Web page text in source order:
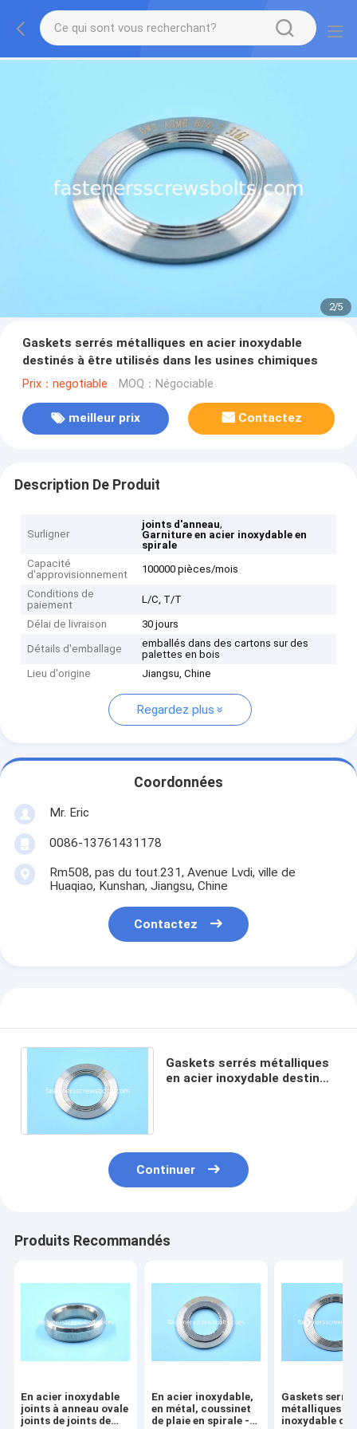
2/5
Gaskets serrés métalliques en acier inoxydable
destinés à être utilisés dans les usines chimiques
Prix：negotiable MOQ：Négociable
meilleur prix Contactez
Description De Produit
Surligner
joints d'anneau,
Garniture en acier inoxydable en
spirale
Capacité
d'approvisionnement
100000 pièces/mois
Conditions de
paiement
L/C, T/T
Délai de livraison 30 jours
Détails d'emballage
emballés dans des cartons sur des
palettes en bois
Lieu d'origine
Jiangsu, Chine
Regardez plus
Coordonnées
Mr. Eric
0086-13761431178
Rm508, pas du tout.231, Avenue Lvdi, ville de
Huaqiao, Kunshan, Jiangsu, Chine
Contactez
Gaskets serrés métalliques
en acier inoxydable destinés
Continuer
Produits Recommandés
En acier inoxydable
joints à anneau ovale
joints de joints de
En acier inoxydable,
en métal, coussinet
de plaie en spirale -
Gaskets serrés
métalliques
inoxydable